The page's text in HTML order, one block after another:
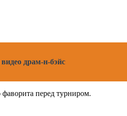
драм-н-бэйс
перед турниром.